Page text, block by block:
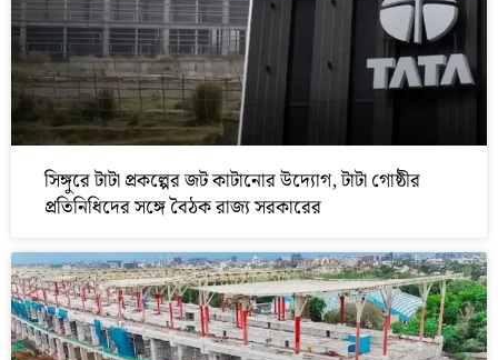
সিঙ্গুরে টাটা প্রকল্পের জট কাটানোর উদ্যোগ, টাটা গোষ্ঠীর
প্রতিনিধিদের সঙ্গে বৈঠক রাজ্য সরকারের